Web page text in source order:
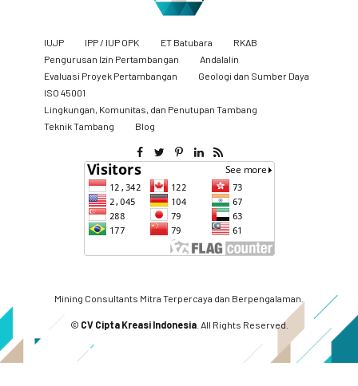
IUJP IPP / IUP OPK ET Batubara
RKAB
Pengurusan Izin Pertambangan
Andalalin
Evaluasi Proyek Pertambangan
Geologi dan Sumber Daya
ISO 45001
Lingkungan, Komunitas, dan Penutupan Tambang
​Teknik Tambang
Blog
Mining Consultants Mitra Terpercaya dan Berpengalaman.
© CV Cipta Kreasi Indonesia. All Rights Reserved.